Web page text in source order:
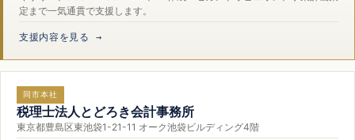
定まで一気通貫で支援します。
支援内容を見る →
同市本社
税理士法人とどろき会計事務所
東京都豊島区東池袋1-21-11 オーク池袋ビルディング4階